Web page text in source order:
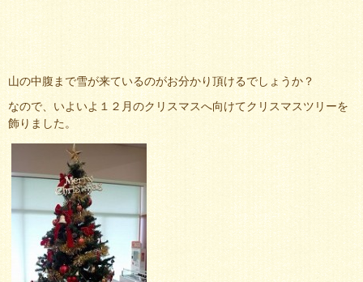
山の中腹まで雪が来ているのがお分かり頂けるでしょうか？
なので、いよいよ１２月のクリスマスへ向けてクリスマスツリーを
飾りました。